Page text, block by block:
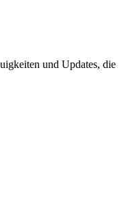
und Updates, die